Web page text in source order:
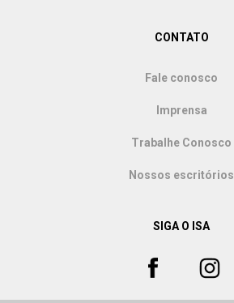
CONTATO
Fale conosco
Imprensa
Trabalhe Conosco
Nossos escritórios
SIGA O ISA